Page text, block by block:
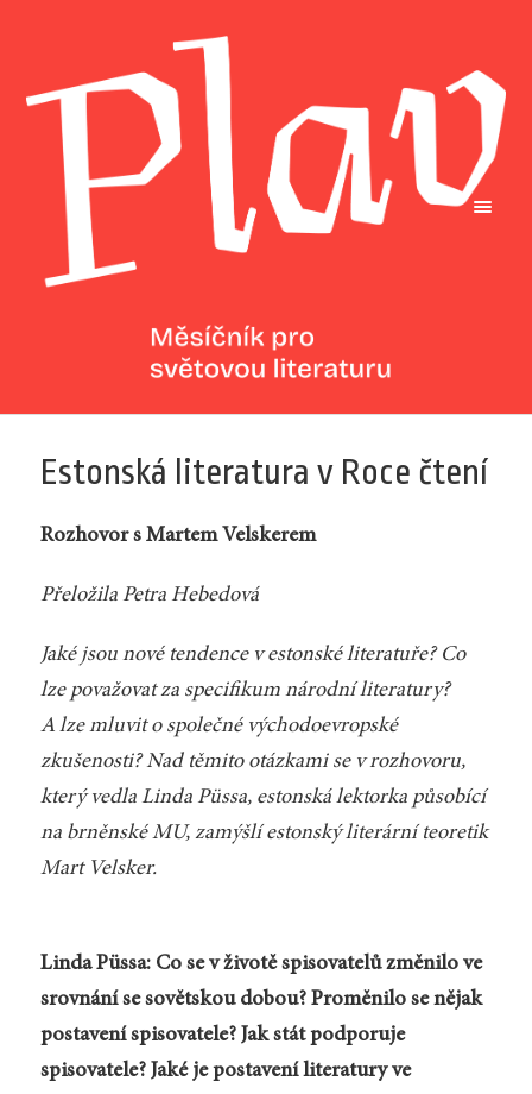
Estonská literatura v Roce čtení
Rozhovor s Martem Velskerem
Přeložila Petra Hebedová
Jaké jsou nové tendence v estonské literatuře? Co
lze považovat za specifikum národní literatury?
A lze mluvit o společné východoevropské
zkušenosti? Nad těmito otázkami se v rozhovoru,
který vedla Linda Püssa, estonská lektorka působící
na brněnské MU, zamýšlí estonský literární teoretik
Mart Velsker.
Linda Püssa: Co se v životě spisovatelů změnilo ve
srovnání se sovětskou dobou? Proměnilo se nějak
postavení spisovatele? Jak stát podporuje
spisovatele? Jaké je postavení literatury ve